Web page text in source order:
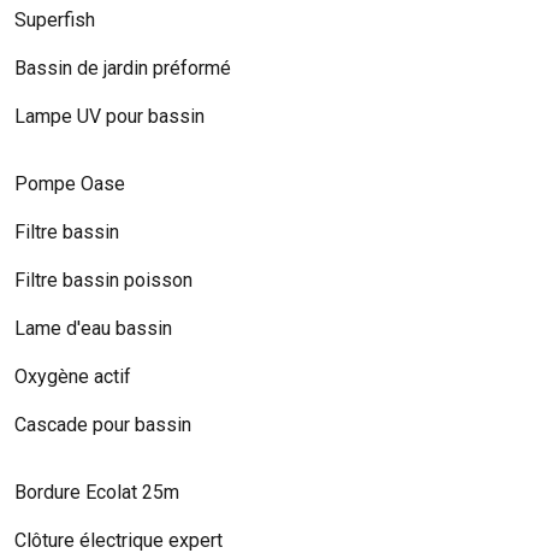
Superfish
Bassin de jardin préformé
Lampe UV pour bassin
Pompe Oase
Filtre bassin
Filtre bassin poisson
Lame d'eau bassin
Oxygène actif
Cascade pour bassin
Bordure Ecolat 25m
Clôture électrique expert